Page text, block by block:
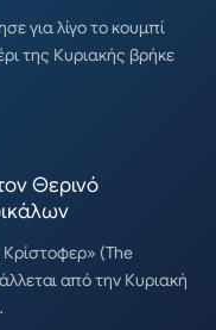
για λίγο το κουμπί
της Κυριακής βρήκε
Θερινό
(The
από την Κυριακή